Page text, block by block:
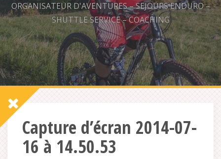
ORGANISATEUR D'AVENTURES – SEJOURS ENDURO –
SHUTTLE SERVICE – COACHING
Capture d’écran 2014-07-
16 à 14.50.53